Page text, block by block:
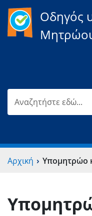
Οδηγός
Αρχική › Υπομητρώο